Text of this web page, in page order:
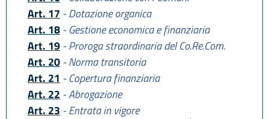
Art. 17 - Dotazione organica
Art. 18 - Gestione economica e finanziaria
Art. 19 - Proroga straordinaria del Co.Re.Com.
Art. 20 - Norma transitoria
Art. 21 - Copertura finanziaria
Art. 22 - Abrogazione
Art. 23 - Entrata in vigore